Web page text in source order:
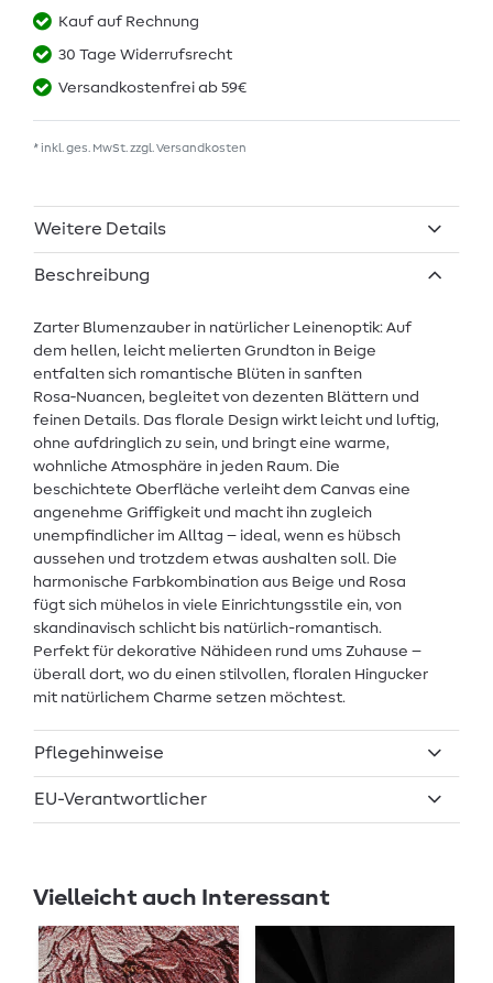
Kauf auf Rechnung
30 Tage Widerrufsrecht
Versandkostenfrei ab 59€
* inkl. ges. MwSt. zzgl. Versandkosten
Weitere Details
Beschreibung
Zarter Blumenzauber in natürlicher Leinenoptik: Auf
dem hellen, leicht melierten Grundton in Beige
entfalten sich romantische Blüten in sanften
Rosa‑Nuancen, begleitet von dezenten Blättern und
feinen Details. Das florale Design wirkt leicht und luftig,
ohne aufdringlich zu sein, und bringt eine warme,
wohnliche Atmosphäre in jeden Raum. Die
beschichtete Oberfläche verleiht dem Canvas eine
angenehme Griffigkeit und macht ihn zugleich
unempfindlicher im Alltag – ideal, wenn es hübsch
aussehen und trotzdem etwas aushalten soll. Die
harmonische Farbkombination aus Beige und Rosa
fügt sich mühelos in viele Einrichtungsstile ein, von
skandinavisch schlicht bis natürlich-romantisch.
Perfekt für dekorative Nähideen rund ums Zuhause –
überall dort, wo du einen stilvollen, floralen Hingucker
mit natürlichem Charme setzen möchtest.
Pflegehinweise
EU-Verantwortlicher
Vielleicht auch Interessant